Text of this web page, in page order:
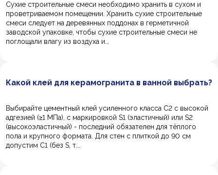
Сухие строительные смеси необходимо хранить в сухом и
проветриваемом помещении. Хранить сухие строительные
смеси следует на деревянных поддонах в герметичной
заводской упаковке, чтобы сухие строительные смеси не
поглощали влагу из воздуха и...
Какой клей для керамогранита в ванной выбрать?
Выбирайте цементный клей усиленного класса C2 с высокой
адгезией (≥1 МПа), с маркировкой S1 (эластичный) или S2
(высокоэластичный) - последний обязателен для тёплого
пола и крупного формата. Для стен с плиткой до 90 см
допустим C1 (без S, т...